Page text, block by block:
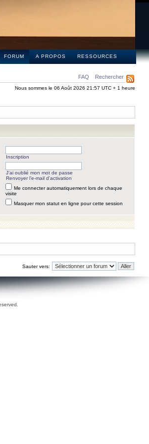
FORUM A PROPOS RESSOURCES
FAQ Rechercher
Nous sommes le 06 Août 2026 21:57 UTC + 1 heure
Inscription
J’ai oublié mon mot de passe
Renvoyer l’e-mail d’activation
Me connecter automatiquement lors de chaque
visite
Masquer mon statut en ligne pour cette session
Sauter vers: